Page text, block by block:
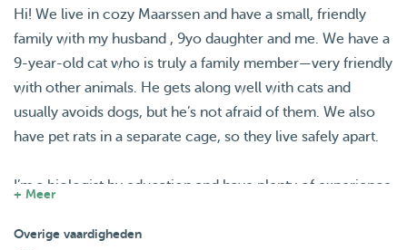
Hi! We live in cozy Maarssen and have a small, friendly
family with my husband , 9yo daughter and me. We have a
9-year-old cat who is truly a family member—very friendly
with other animals. He gets along well with cats and
usually avoids dogs, but he’s not afraid of them. We also
have pet rats in a separate cage, so they live safely apart.
I’m a biologist by education and have plenty of experience
including Border Collies, Toy Terriers, Jack Russells, and
+ Meer
Overige vaardigheden